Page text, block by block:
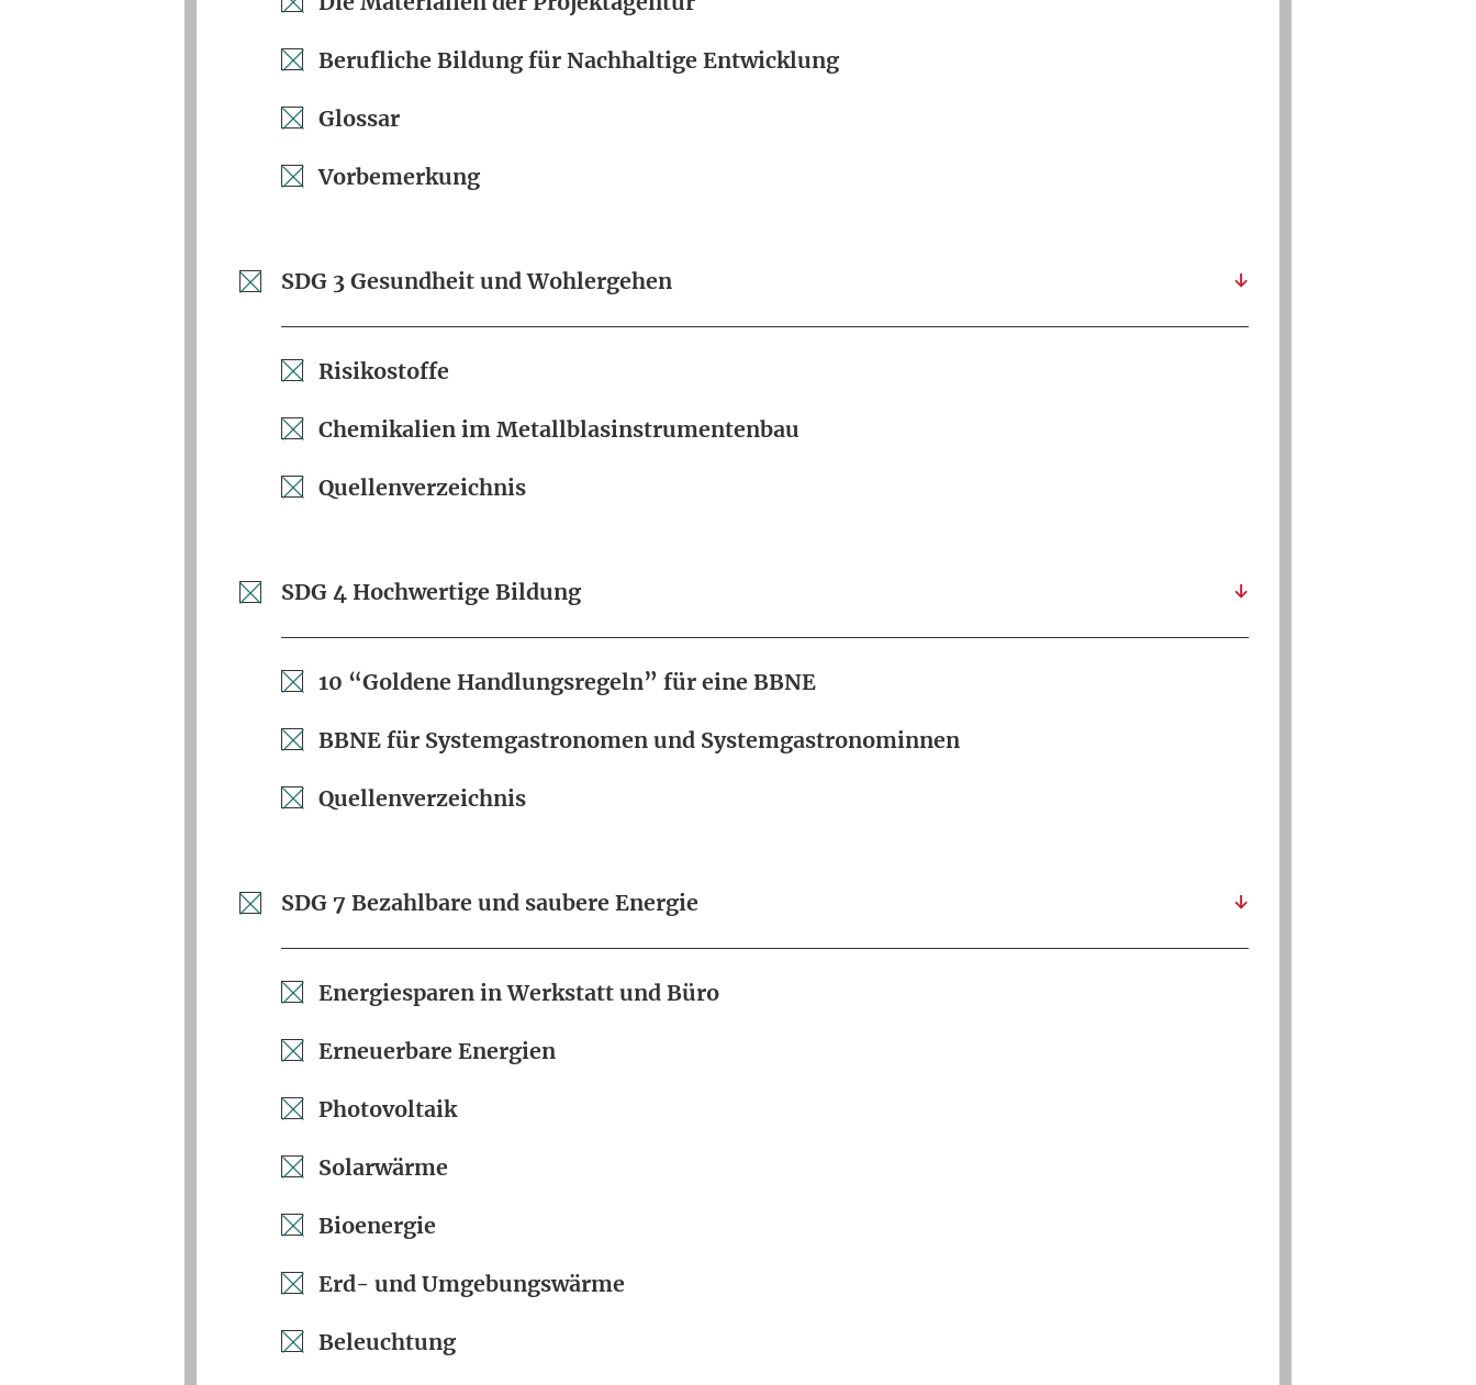
Berufliche Bildung für Nachhaltige Entwicklung
Glossar
Vorbemerkung
SDG 3 Gesundheit und Wohlergehen
Risikostoffe
Chemikalien im Metallblasinstrumentenbau
Quellenverzeichnis
SDG 4 Hochwertige Bildung
10 “Goldene Handlungsregeln” für eine BBNE
BBNE für Systemgastronomen und Systemgastronominnen
Quellenverzeichnis
SDG 7 Bezahlbare und saubere Energie
Energiesparen in Werkstatt und Büro
Erneuerbare Energien
Photovoltaik
Solarwärme
Bioenergie
Erd- und Umgebungswärme
Beleuchtung